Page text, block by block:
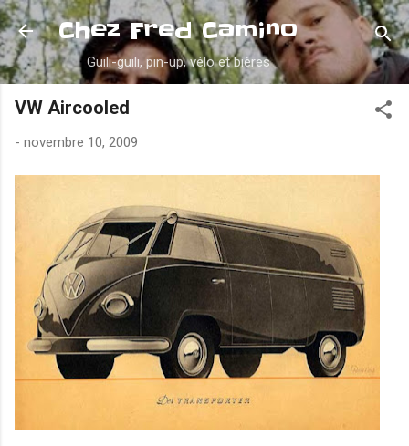
Accéder au contenu principal
Chez Fred Camino
Guili-guili, pin-up, vélo et bières
VW Aircooled
- novembre 10, 2009